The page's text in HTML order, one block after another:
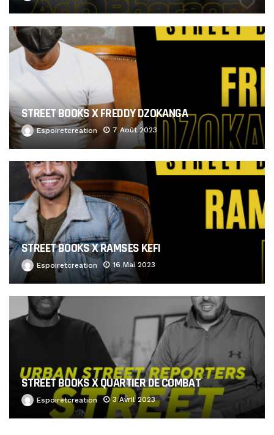
STREET BOOKS X FREDDY DZOKANGA
Espoiretcreation 7 Août 2023
STREET BOOKS X RAMSES KEFI
Espoiretcreation 16 Mai 2023
STREET BOOKS X QUARTIER DE COMBAT
Espoiretcreation 3 Avril 2023